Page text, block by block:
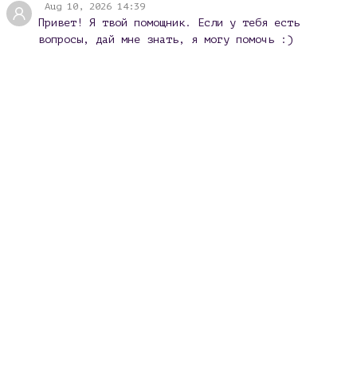
Aug 10, 2026 14:39
Привет! Я твой помощник. Если у тебя есть
вопросы, дай мне знать, я могу помочь :)